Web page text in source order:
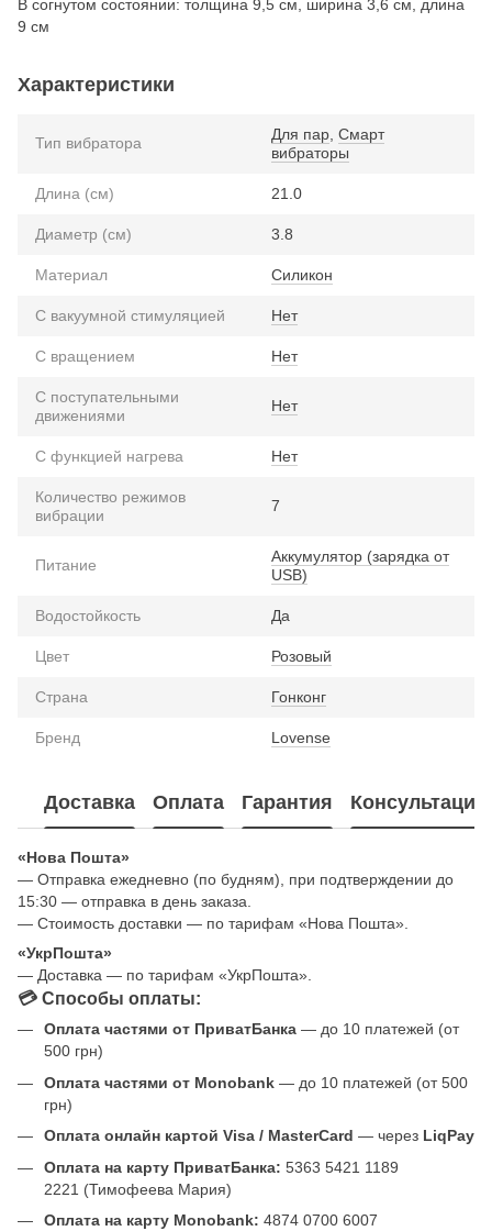
В согнутом состоянии: толщина 9,5 см, ширина 3,6 см, длина
9 см
Характеристики
Тип вибратора Для пар, Смарт
вибраторы
Длина (см) 21.0
Диаметр (см) 3.8
Материал Силикон
С вакуумной стимуляцией Нет
С вращением Нет
С поступательными
движениями
Нет
С функцией нагрева Нет
Количество режимов
вибрации
7
Питание
Аккумулятор (зарядка от
USB)
Водостойкость Да
Цвет Розовый
Страна Гонконг
Бренд Lovense
Доставка Оплата Гарантия Консультация
«Нова Пошта»
— Отправка ежедневно (по будням), при подтверждении до
15:30 — отправка в день заказа.
— Стоимость доставки — по тарифам «Нова Пошта».
«УкрПошта»
— Доставка — по тарифам «УкрПошта».
💳 Способы оплаты:
Оплата частями от ПриватБанка — до 10 платежей (от
500 грн)
Оплата частями от Monobank — до 10 платежей (от 500
грн)
Оплата онлайн картой Visa / MasterCard — через LiqPay
Оплата на карту ПриватБанка: 5363 5421 1189
2221 (Тимофеева Мария)
Оплата на карту Monobank: 4874 0700 6007